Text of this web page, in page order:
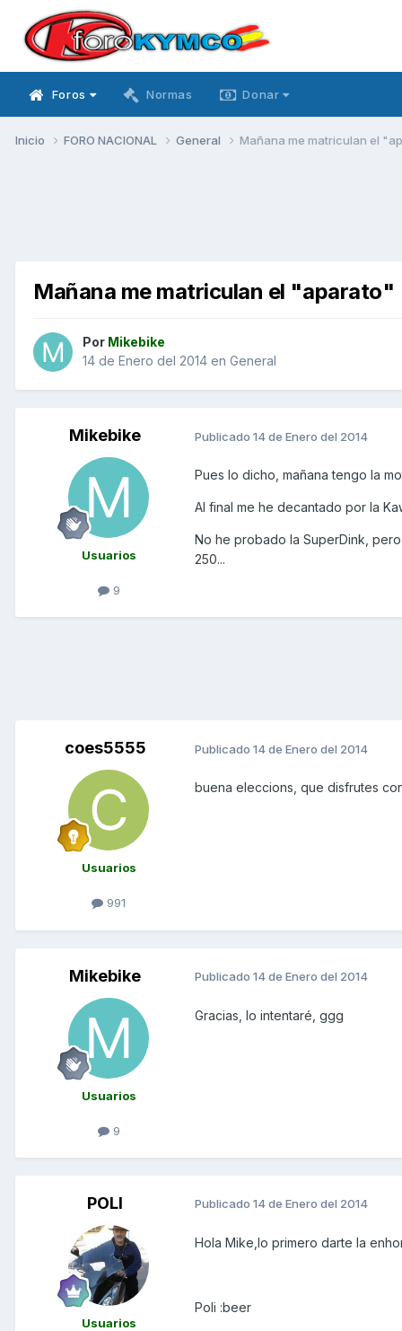
Foros Normas Donar
Inicio FORO NACIONAL General Mañana me matriculan el
Mañana me matriculan el "aparato"
Por Mikebike
14 de Enero del 2014 en General
Mikebike
Usuarios
9
Publicado 14 de Enero del 2014
Pues lo dicho, mañana tengo la
Al final me he decantado por la
No he probado la SuperDink,
250...
coes5555
Usuarios
991
Publicado 14 de Enero del 2014
buena eleccions, que disfrutes
Mikebike
Usuarios
9
Publicado 14 de Enero del 2014
Gracias, lo intentaré, ggg
POLI
Usuarios
Publicado 14 de Enero del 2014
Hola Mike,lo primero darte la
Poli :beer